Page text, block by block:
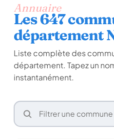
Annuaire
Les 647
département
Liste complète des
département. Tapez un
instantanément.